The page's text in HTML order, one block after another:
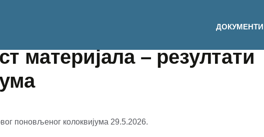
ДОКУМЕНТИ
материјала – резултати
поновљеног колоквијума 29.5.2026.